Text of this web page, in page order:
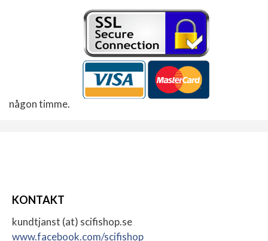
någon timme.
KONTAKT
kundtjanst (at) scifishop.se
www.facebook.com/scifishop